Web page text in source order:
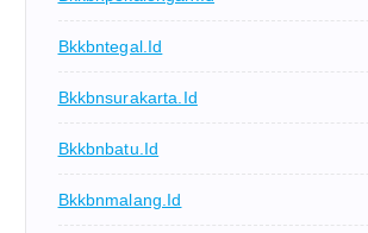
Bkkbntegal.id
Bkkbnsurakarta.id
Bkkbnbatu.id
Bkkbnmalang.id